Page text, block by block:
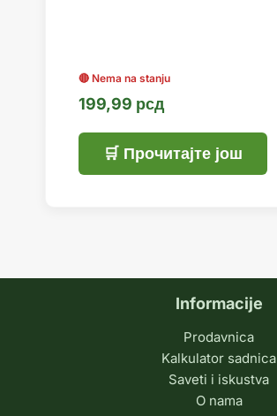
199,99 рсд
Прочитајте још
Informacije
Prodavnica
Kalkulator sadnica
Saveti i iskustva
O nama